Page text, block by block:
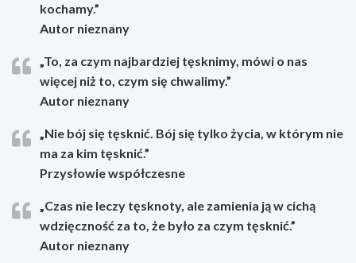
kochamy.”
Autor nieznany
„To, za czym najbardziej tęsknimy, mówi o nas
więcej niż to, czym się chwalimy.”
Autor nieznany
„Nie bój się tęsknić. Bój się tylko życia, w którym nie
ma za kim tęsknić.”
Przysłowie współczesne
„Czas nie leczy tęsknoty, ale zamienia ją w cichą
wdzięczność za to, że było za czym tęsknić.”
Autor nieznany